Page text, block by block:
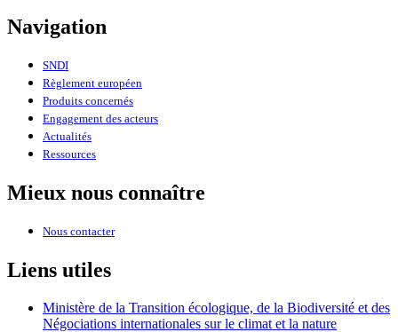
Navigation
SNDI
Règlement européen
Produits concernés
Engagement des acteurs
Actualités
Ressources
Mieux nous connaître
Nous contacter
Liens utiles
Ministère de la Transition écologique, de la Biodiversité et des
Négociations internationales sur le climat et la nature